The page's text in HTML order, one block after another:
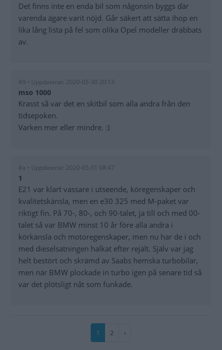
Det finns inte en enda bil som någonsin byggs där
varenda ägare varit nöjd. Går säkert att sätta ihop en
lika lång lista på fel som olika Opel modeller drabbats
av.
#9 • Uppdaterat: 2020-05-30 20:13
mso 1000
Krasst så var det en skitbil som alla andra från den
tidsepoken.
Varken mer eller mindre. :)
#a • Uppdaterat: 2020-05-31 08:47
1
E21 var klart vassare i utseende, köregenskaper och
kvalitetskänsla, men en e30 325 med M-paket var
riktigt fin. På 70-, 80-, och 90-talet, ja till och med 00-
talet så var BMW minst 10 år före alla andra i
körkänsla och motoregenskaper, men nu har de i och
med dieselsatningen halkat efter rejält. Själv var jag
helt bestört och skrämd av Saabs hemska turbobilar,
men när BMW plockade in turbo igen på senare tid så
var det plötsligt nåt som funkade.
Nuvarande
1 Sida
2
Nästa
›